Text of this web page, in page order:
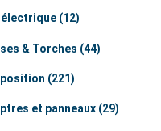
électrique (12)
& Torches (44)
position (221)
et panneaux (29)